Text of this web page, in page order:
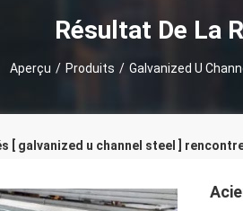
Résultat De La
Aperçu / Produits / Galvanized U
[ galvanized u channel steel ]